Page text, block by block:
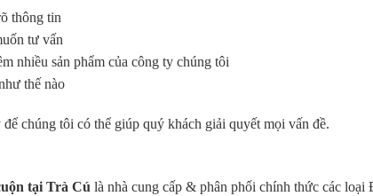
thông tin
tư vấn
nhiều sản phẩm của công ty chúng tôi
thế nào
chúng tôi có thể giúp quý khách giải quyết mọi vấn đề.
tại Trà Cú là nhà cung cấp & phân phối chính thức các loại